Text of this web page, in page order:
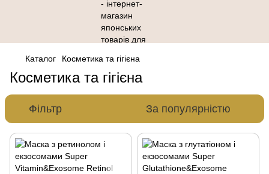
Каталог Косметика та гігієна
Косметика та гігієна
Фільтр За популярністю